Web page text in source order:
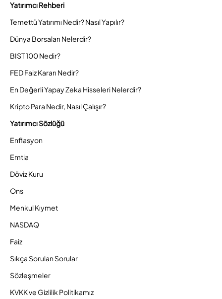
Yatırımcı Rehberi
Temettü Yatırımı Nedir? Nasıl Yapılır?
Dünya Borsaları Nelerdir?
BIST 100 Nedir?
FED Faiz Kararı Nedir?
En Değerli Yapay Zeka Hisseleri Nelerdir?
Kripto Para Nedir, Nasıl Çalışır?
Yatırımcı Sözlüğü
Enflasyon
Emtia
Döviz Kuru
Ons
Menkul Kıymet
NASDAQ
Faiz
Sıkça Sorulan Sorular
Sözleşmeler
KVKK ve Gizlilik Politikamız